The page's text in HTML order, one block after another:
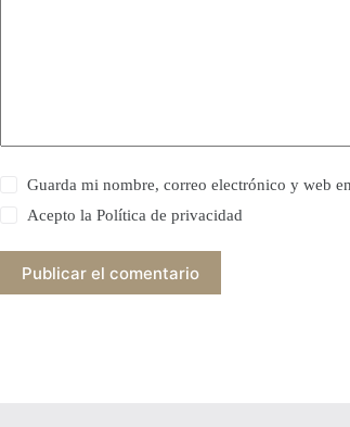
Guarda mi nombre, correo electrónico y web
Acepto laPolítica de privacidad
Publicar el comentario